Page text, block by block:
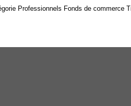
Professionnels Fonds de